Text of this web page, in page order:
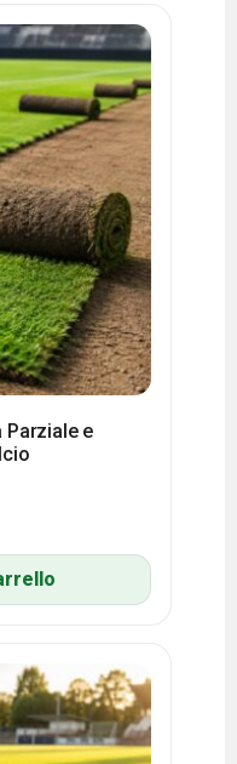
Parziale e